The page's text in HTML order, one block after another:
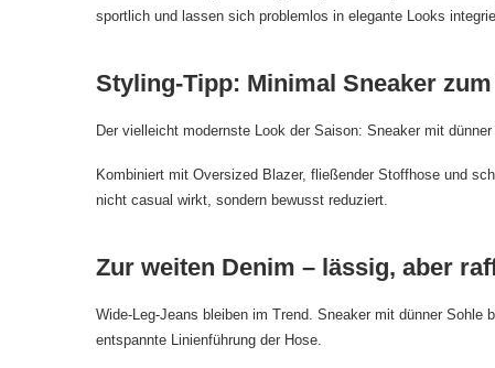
sportlich und lassen sich problemlos in elegante Looks
Styling-Tipp: Minimal Sneaker
Der vielleicht modernste Look der Saison: Sneaker mit
Kombiniert mit Oversized Blazer, fließender Stoffhose und
nicht casual wirkt, sondern bewusst reduziert.
Zur weiten Denim – lässig, aber
Wide-Leg-Jeans bleiben im Trend. Sneaker mit dünner
entspannte Linienführung der Hose.